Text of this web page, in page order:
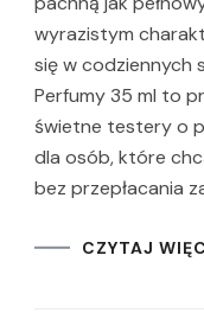
wyrazistym
się w codziennych
Perfumy 35 ml to
świetne testery o
dla osób, które
bez przepłacania
CZYTAJ